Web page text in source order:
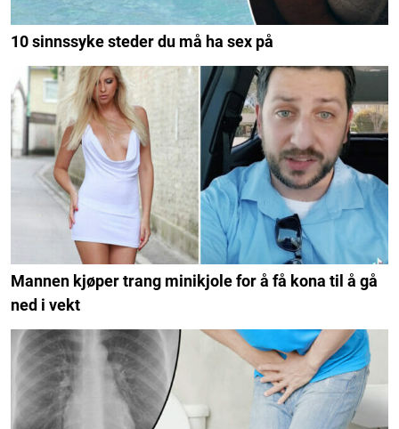
10 sinnssyke steder du må ha sex på
Mannen kjøper trang minikjole for å få kona til å gå
ned i vekt